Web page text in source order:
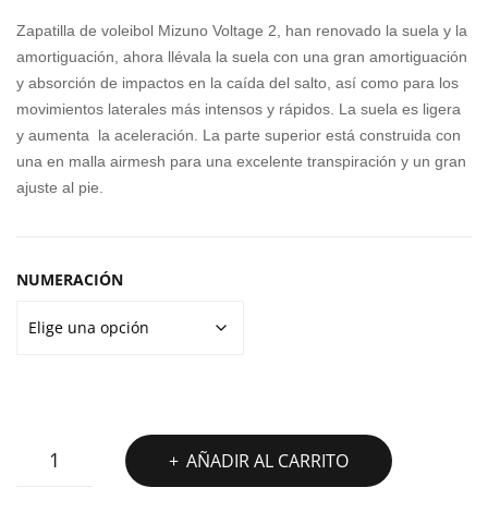
TRA
INI
NG
MID
RS
HO
MB
RE
SLI
original
era:
130,00€.
actual
es:
115,00€.
Zapatilla de voleibol Mizuno Voltage 2, han renovado la suela y la
amortiguación, ahora llévala la suela con una gran amortiguación
y absorción de impactos en la caída del salto, así como para los
movimientos laterales más intensos y rápidos. La suela es ligera
y aumenta la aceleración. La parte superior está construida con
una en malla airmesh para una excelente transpiración y un gran
ajuste al pie.
NUMERACIÓN
ZAPATILLAS
AÑADIR AL CARRITO